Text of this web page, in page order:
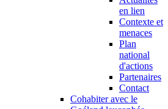
en lien
Contexte et
menaces
Plan
national
d'actions
Partenaires
Contact
Cohabiter avec le